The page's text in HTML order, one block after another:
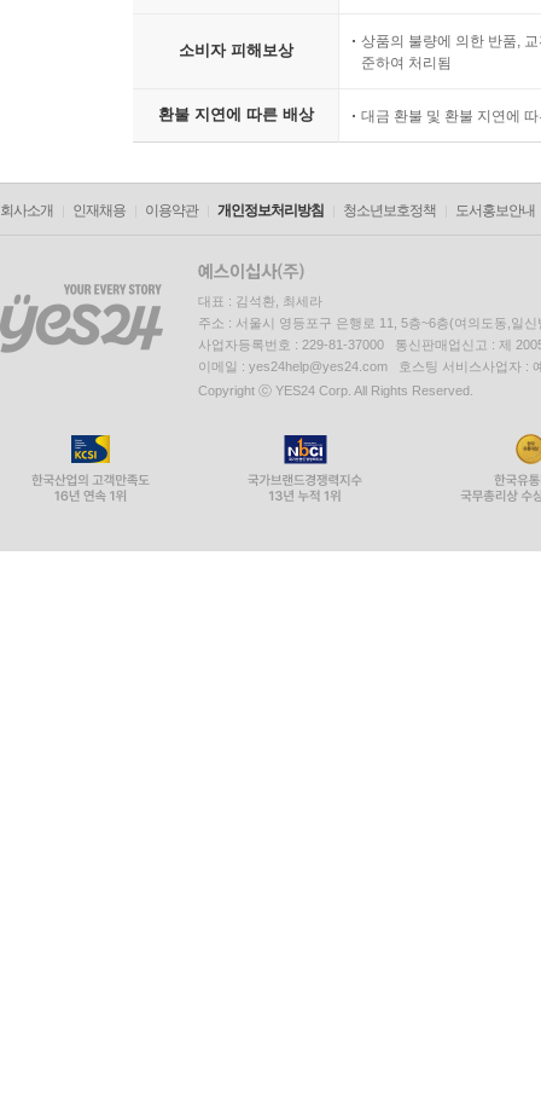
소비자 피해보상
상품의 불량에 의한 반품,
준하여 처리됨
환불 지연에 따른 배상 대금 환불 및 환불 지연에
회사소개 인재채용 이용약관 개인정보처리방침 청소년보호정책 도서홍보안내
대표 : 김석환, 최세라
주소 : 서울시 영등포구 은행로 11, 5층~6층(여의도동,일신
사업자등록번호 : 229-81-37000 통신판매업신고 : 제
이메일 : yes24help@yes24.com 호스팅 서비스사업자 :
Copyright ⓒ YES24 Corp. All Rights Reserved.